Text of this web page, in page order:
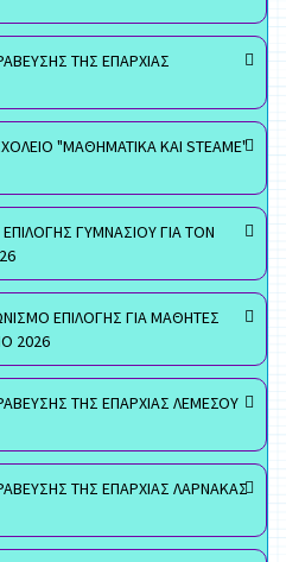
ΤΗΣ ΕΠΑΡΧΙΑΣ
"ΜΑΘΗΜΑΤΙΚΑ ΚΑΙ STEAME"
ΓΥΜΝΑΣΙΟΥ ΓΙΑ ΤΟΝ
ΕΠΙΛΟΓΗΣ ΓΙΑ ΜΑΘΗΤΕΣ
2026
ΤΗΣ ΕΠΑΡΧΙΑΣ ΛΕΜΕΣΟΥ
ΤΗΣ ΕΠΑΡΧΙΑΣ ΛΑΡΝΑΚΑΣ